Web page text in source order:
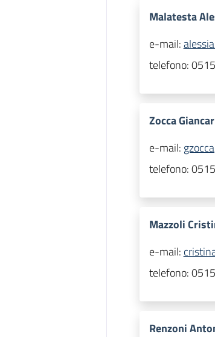
Malatesta
e-mail:
telefono:
Zocca
e-mail:
telefono:
Mazzoli
e-mail:
telefono:
Renzoni